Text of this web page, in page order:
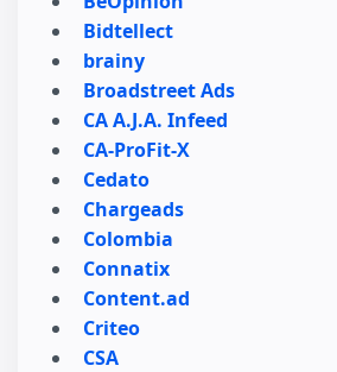
Bidtellect
brainy
Broadstreet Ads
CA A.J.A. Infeed
CA-ProFit-X
Cedato
Chargeads
Colombia
Connatix
Content.ad
Criteo
CSA